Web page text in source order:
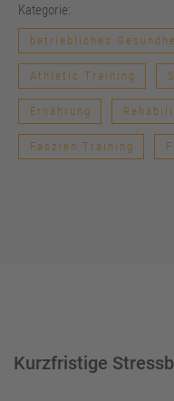
Kategorie:
betriebliches
Athletic Training
Ernährung
Faszien Training
Kurzfristige